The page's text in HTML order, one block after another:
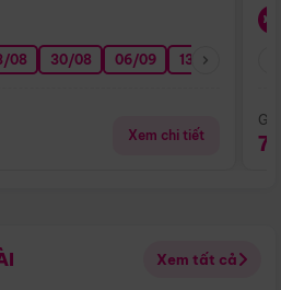
08 30/08 06/09 13/09
Xem chi tiết
Xem tất cả
Điểm nổi bật